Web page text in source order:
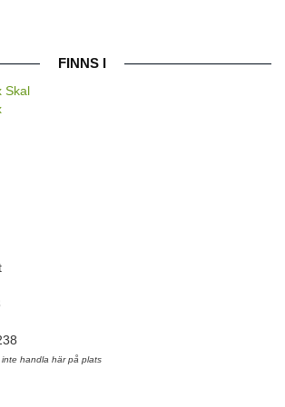
FINNS I
Skal
handla här på plats